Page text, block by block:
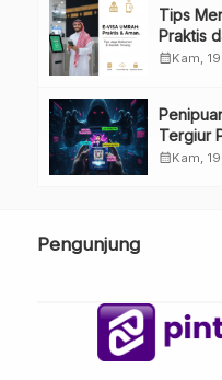
Tips
Praktis
calendar_monthKam,
Tergiur
calendar_monthKam,
Pengunjung